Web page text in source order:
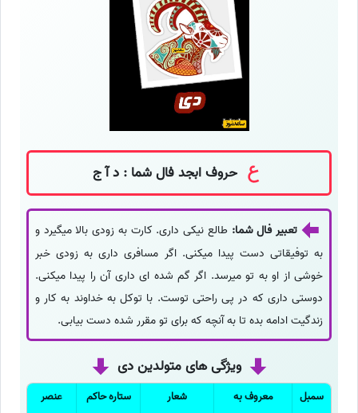
حروف ابجد فال شما : د آ ج
تعبیر فال شما:طالع نیکی داری. کارت به زودی بالا میگیرد و
به توفیقاتی دست پیدا میکنی. اگر مسافری داری به زودی خبر
خوشی از او به تو میرسد. اگر گم شده ای داری آن را پیدا میکنی.
دوستی داری که در پی راحتی توست. با توکل به خداوند به کار و
زندگیت ادامه بده تا به آنچه که برای تو مقرر شده دست بیابی.
ویژگی های متولدین دی
سمبل معروف به شعار ستاره حاکم
عنصر